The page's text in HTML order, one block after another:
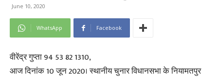
June 10, 2020
WhatsApp Facebook
वीरेंद्र गुप्ता 94 53 82 1310,
आज दिनांक 10 जून 2020। स्थानीय चुनार विधानसभा के नियामतपुर